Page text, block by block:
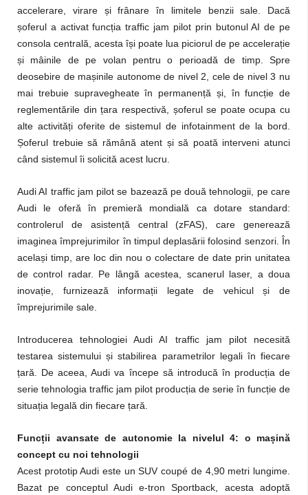
accelerare, virare și frânare în limitele benzii sale. Dacă
șoferul a activat funcția traffic jam pilot prin butonul AI de pe
consola centrală, acesta își poate lua piciorul de pe accelerație
și mâinile de pe volan pentru o perioadă de timp. Spre
deosebire de mașinile autonome de nivel 2, cele de nivel 3 nu
mai trebuie supravegheate în permanență și, în funcție de
reglementările din țara respectivă, șoferul se poate ocupa cu
alte activități oferite de sistemul de infotainment de la bord.
Șoferul trebuie să rămână atent și să poată interveni atunci
când sistemul îi solicită acest lucru.
Audi AI traffic jam pilot se bazează pe două tehnologii, pe care
Audi le oferă în premieră mondială ca dotare standard:
controlerul de asistență central (zFAS), care generează
imaginea împrejurimilor în timpul deplasării folosind senzori. În
același timp, are loc din nou o colectare de date prin unitatea
de control radar. Pe lângă acestea, scanerul laser, a doua
inovație, furnizează informații legate de vehicul și de
împrejurimile sale.
Introducerea tehnologiei Audi AI traffic jam pilot necesită
testarea sistemului și stabilirea parametrilor legali în fiecare
țară. De aceea, Audi va începe să introducă în producția de
serie tehnologia traffic jam pilot producția de serie în funcție de
situația legală din fiecare țară.
Funcții avansate de autonomie la nivelul 4: o mașină
concept cu noi tehnologii
Acest prototip Audi este un SUV coupé de 4,90 metri lungime.
Bazat pe conceptul Audi e-tron Sportback, acesta adoptă